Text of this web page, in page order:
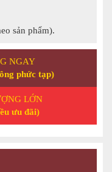
sản phẩm).
NGAY
phức tạp)
LỚN
ưu đãi)